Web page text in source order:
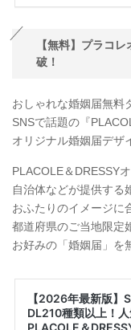
【無料】プラコ
破！
おしゃれな婚姻届無料
SNSで話題の『
オリジナル婚姻届デザ
PLACOLE＆DRESSY
自治体などが提供する
おふたりのイメージに
都道府県のご当地限定
お好みの「婚姻届」を